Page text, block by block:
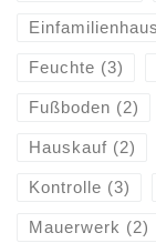
Einfamilienhaus
Feuchte (3)
Fußboden (2)
Hauskauf(2)
Kontrolle (3)
Mauerwerk (2)